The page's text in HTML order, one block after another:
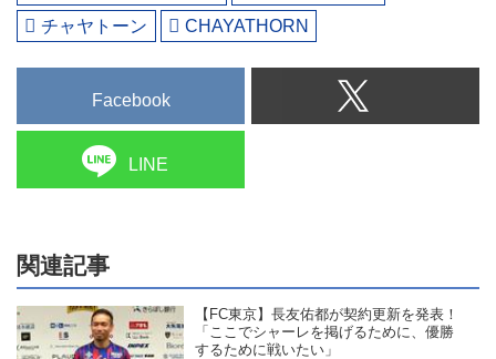
チャヤトーン
CHAYATHORN
Facebook
LINE
関連記事
【FC東京】長友佑都が契約更新を発表！
「ここでシャーレを掲げるために、優勝
するために戦いたい」